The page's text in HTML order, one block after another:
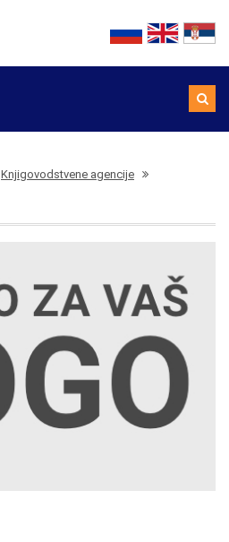
Knjigovodstvene agencije